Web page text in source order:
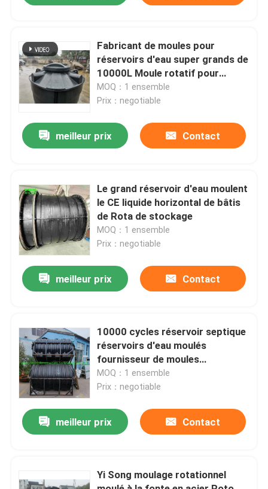
Maison
Vidéos
Au sujet de nous
Visite d'usine
Contrôle de qualité
Contactez-nous
Nouvelles
Moule de Rotomoulding
Fabricant de moules pour
réservoirs d'eau super grands de
10000L Moule rotatif pour
réservoirs en plastique
domestique
MOQ：1 ensemble
Prix：negotiable
meilleur prix Contact
Le grand réservoir d'eau moulent
le CE liquide horizontal de bâtis
de Rota de stockage
MOQ：1 ensemble
Prix：negotiable
meilleur prix Contact
10000 cycles réservoir septique
réservoirs d'eau moulés
fournisseur de moules
processus de coulée sous vide
MOQ：1 ensemble
Prix：negotiable
meilleur prix Contact
Yi Song moulage rotationnel